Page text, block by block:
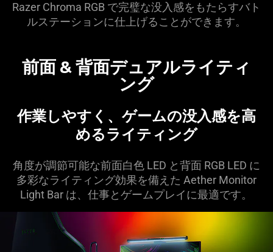
Razer Chroma RGB で完璧な没入感をもたらすバト
ルステーションに仕上げることができ ます。
前面 & 背面デュアルライティ
ング
作業しやすく、ゲームの没入感を高
めるライティ ング
角度が調節可能な前面白色 LED と背面 RGB LED に
多彩なライティング効果を備えた Aether Monitor
Light Bar は、仕事とゲームプレイに最適です。